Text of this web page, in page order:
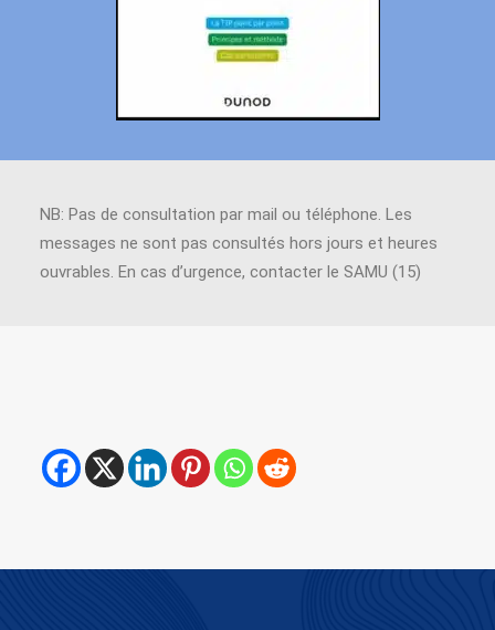
NB: Pas de consultation par mail ou téléphone. Les
messages ne sont pas consultés hors jours et heures
ouvrables. En cas d’urgence, contacter le SAMU (15)